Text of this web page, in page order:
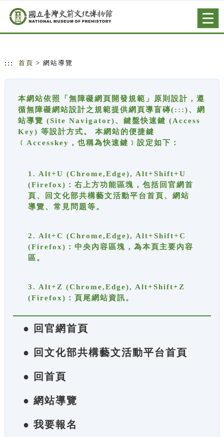
跳到主要內容
網站導覽
::: 首頁 > 網站導覽
本網站依照「無障礙網頁開發規範」原則設計，遵
循無障礙網站設計之規範提供網頁導盲磚(:::)、網
站導覽 (Site Navigator)、鍵盤快速鍵 (Access
Key) 等設計方式。 本網站的便捷鍵
﹝Accesskey，也稱為快速鍵﹞設定如下：
1. Alt+U (Chrome,Edge), Alt+Shift+U
(Firefox)：右上方功能區塊，包括回官網首
頁、回文化部共構藝文活動平台首頁、網站
導覽、常見問題等。
2. Alt+C (Chrome,Edge), Alt+Shift+C
(Firefox)：中央內容區塊，為本頁主要內容
區。
3. Alt+Z (Chrome,Edge), Alt+Shift+Z
(Firefox)：頁尾網站資訊。
● 回官網首頁
● 回文化部共構藝文活動平台首頁
● 回首頁
● 網站導覽
● 我要報名